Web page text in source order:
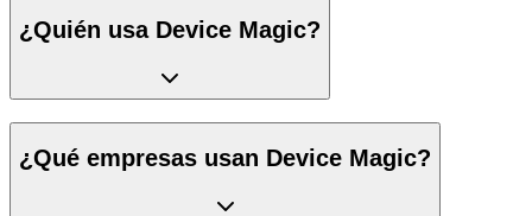
¿Quién usa Device Magic?
¿Qué empresas usan Device Magic?